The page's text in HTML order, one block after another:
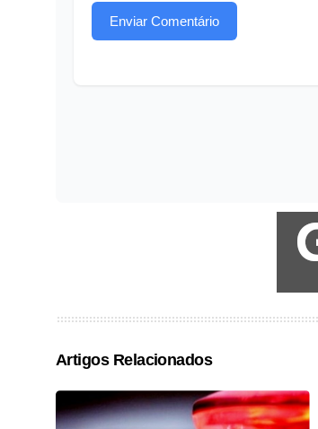
Enviar Comentário
Artigos Relacionados